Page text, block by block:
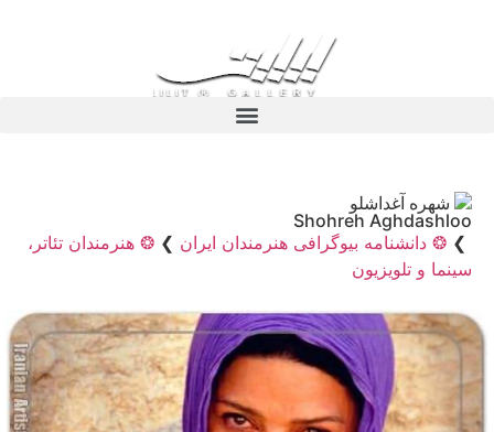
شهره آغداشلو
Shohreh Aghdashloo
❯ ❂ دانشنامه بیوگرافی هنرمندان ایران ❯ ❂ هنرمندان تئاتر،
سینما و تلویزیون